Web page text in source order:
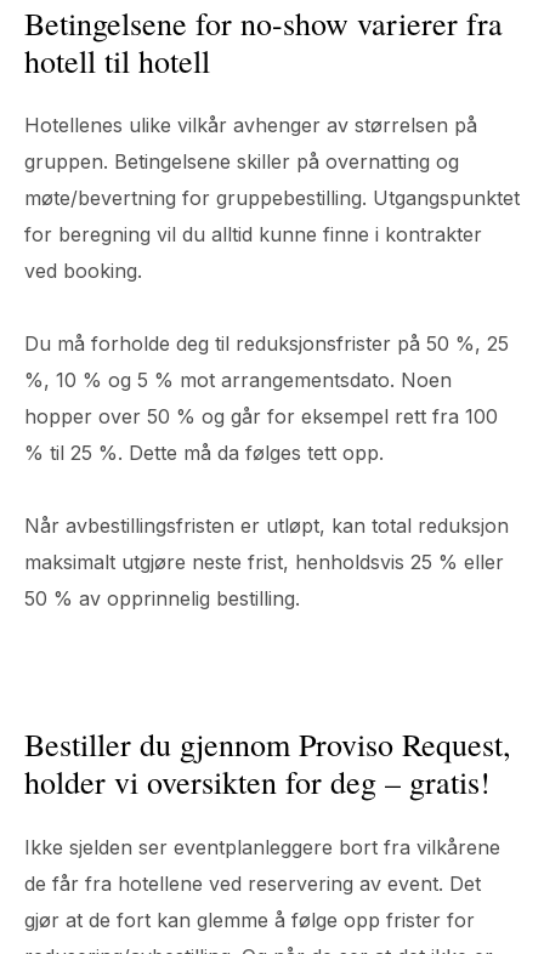
Betingelsene for no-show varierer fra
hotell til hotell
Hotellenes ulike vilkår avhenger av størrelsen på
gruppen. Betingelsene skiller på overnatting og
møte/bevertning for gruppebestilling. Utgangspunktet
for beregning vil du alltid kunne finne i kontrakter
ved booking.
Du må forholde deg til reduksjonsfrister på 50 %, 25
%, 10 % og 5 % mot arrangementsdato. Noen
hopper over 50 % og går for eksempel rett fra 100
% til 25 %. Dette må da følges tett opp.
Når avbestillingsfristen er utløpt, kan total reduksjon
maksimalt utgjøre neste frist, henholdsvis 25 % eller
50 % av opprinnelig bestilling.
Bestiller du gjennom Proviso Request,
holder vi oversikten for deg – gratis!
Ikke sjelden ser eventplanleggere bort fra vilkårene
de får fra hotellene ved reservering av event. Det
gjør at de fort kan glemme å følge opp frister for